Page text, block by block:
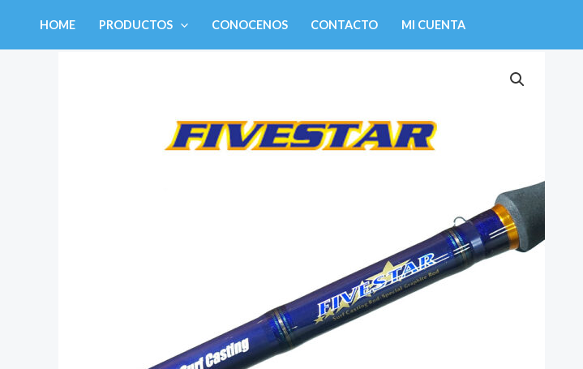
HOME PRODUCTOS CONOCENOS CONTACTO MI CUENTA